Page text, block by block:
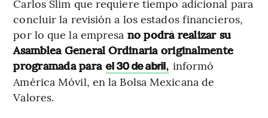
Carlos Slim que requiere tiempo adicional para
concluir la revisión a los estados financieros,
por lo que la empresa no podrá realizar su
Asamblea General Ordinaria originalmente
programada para el 30 de abril, informó
América Móvil, en la Bolsa Mexicana de
Valores.